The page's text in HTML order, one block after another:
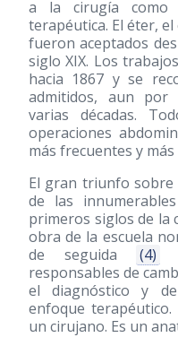
a la cirugía
terapéutica. El éter,
fueron aceptados
siglo XIX. Los
hacia 1867 y se
admitidos, aun por
varias décadas.
operaciones
más frecuentes y
El gran triunfo sobre
de las
primeros siglos de la
obra de la escuela
de seguida
(4)
responsables de
el diagnóstico y
enfoque
un cirujano. Es un